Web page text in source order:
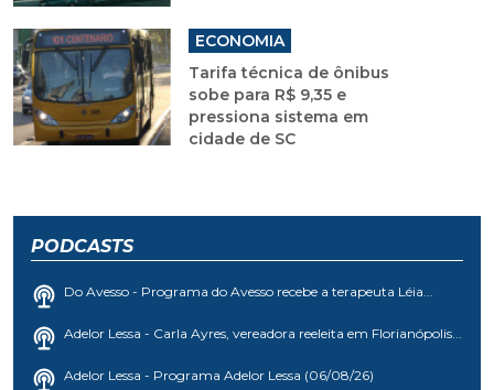
ECONOMIA
Tarifa técnica de ônibus
sobe para R$ 9,35 e
pressiona sistema em
cidade de SC
PODCASTS
Do Avesso - Programa do Avesso recebe a terapeuta Léia...
Adelor Lessa - Carla Ayres, vereadora reeleita em Florianópolis...
Adelor Lessa - Programa Adelor Lessa (06/08/26)